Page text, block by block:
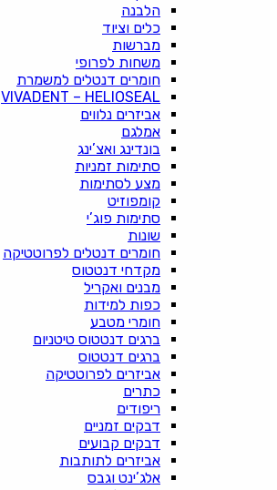
הלבנה
כלים וציוד
מברשות
משחות לפרופי
חומרים דנטלים למשמרת
VIVADENT – HELIOSEAL
אביזרים נלווים
אמלגם
בונדינג ואצ’ינג
סתימות זמניות
מצע לסתימות
קומפוזיט
סתימות פוג’י
שונות
חומרים דנטלים לפרוטטיקה
מקדחי דנטטוס
מבנים ואקריל
כפות למידות
חומרי מטבע
ברגים דנטטוס טיטניום
ברגים דנטטוס
אביזרים לפרוטטיקה
כתרים
ריפודים
דבקים זמניים
דבקים קבועים
אביזרים לתותבות
אלג’ינט וגבס